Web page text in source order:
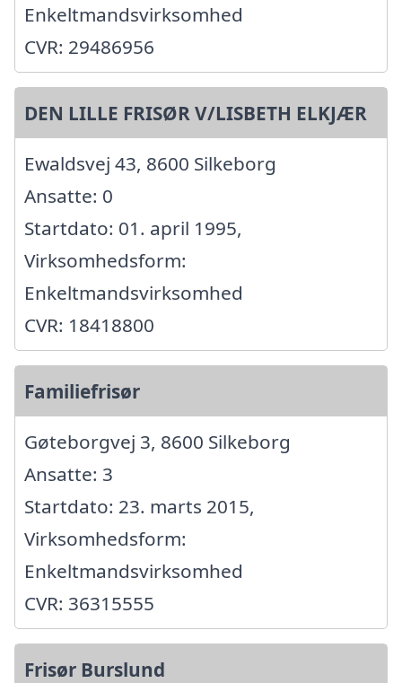
Enkeltmandsvirksomhed
CVR: 29486956
DEN LILLE FRISØR V/LISBETH ELKJÆR
Ewaldsvej 43, 8600 Silkeborg
Ansatte: 0
Startdato: 01. april 1995,
Virksomhedsform:
Enkeltmandsvirksomhed
CVR: 18418800
Familiefrisør
Gøteborgvej 3, 8600 Silkeborg
Ansatte: 3
Startdato: 23. marts 2015,
Virksomhedsform:
Enkeltmandsvirksomhed
CVR: 36315555
Frisør Burslund